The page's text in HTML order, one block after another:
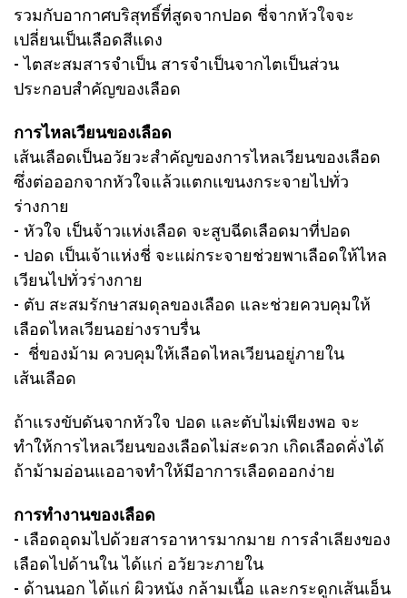
รวมกับอากาศบริสุทธิ์ที่สูดจากปอด ชี่จากหัวใจจะ
เปลี่ยนเป็นเลือดสีแดง
- ไตสะสมสารจำเป็น สารจำเป็นจากไตเป็นส่วน
ประกอบสำคัญของเลือด
การไหลเวียนของเลือด
เส้นเลือดเป็นอวัยวะสำคัญของการไหลเวียนของเลือด
ซึ่งต่อออกจากหัวใจแล้วแตกแขนงกระจายไปทั่ว
ร่างกาย
- หัวใจ เป็นจ้าวแห่งเลือด จะสูบฉีดเลือดมาที่ปอด
- ปอด เป็นเจ้าแห่งชี่ จะแผ่กระจายช่วยพาเลือดให้ไหล
เวียนไปทั่วร่างกาย
- ตับ สะสมรักษาสมดุลของเลือด และช่วยควบคุมให้
เลือดไหลเวียนอย่างราบรื่น
- ชี่ของม้าม ควบคุมให้เลือดไหลเวียนอยู่ภายใน
เส้นเลือด
ถ้าแรงขับดันจากหัวใจ ปอด และตับไม่เพียงพอ จะ
ทำให้การไหลเวียนของเลือดไม่สะดวก เกิดเลือดคั่งได้
ถ้าม้ามอ่อนแออาจทำให้มีอาการเลือดออกง่าย
การทำงานของเลือด
- เลือดอุดมไปด้วยสารอาหารมากมาย การลำเลียงของ
เลือดไปด้านใน ได้แก่ อวัยวะภายใน
- ด้านนอก ได้แก่ ผิวหนัง กล้ามเนื้อ และกระดูกเส้นเอ็น